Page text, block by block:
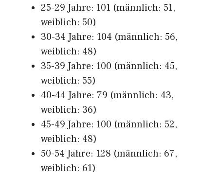
25-29 Jahre: 101 (männlich: 51,
weiblich: 50)
30-34 Jahre: 104 (männlich: 56,
weiblich: 48)
35-39 Jahre: 100 (männlich: 45,
weiblich: 55)
40-44 Jahre: 79 (männlich: 43,
weiblich: 36)
45-49 Jahre: 100 (männlich: 52,
weiblich: 48)
50-54 Jahre: 128 (männlich: 67,
weiblich: 61)